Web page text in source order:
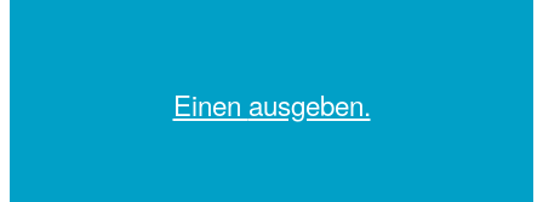
Einen ausgeben.